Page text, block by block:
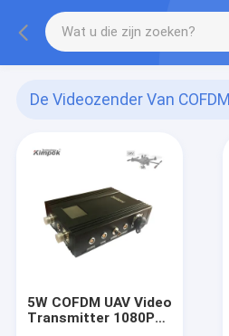
De Videozender Van COFDM
5W COFDM UAV Video
Transmitter 1080P